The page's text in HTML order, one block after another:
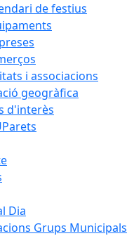
de festius
i associacions
geogràfica
d'interès
Dia
Grups Municipals